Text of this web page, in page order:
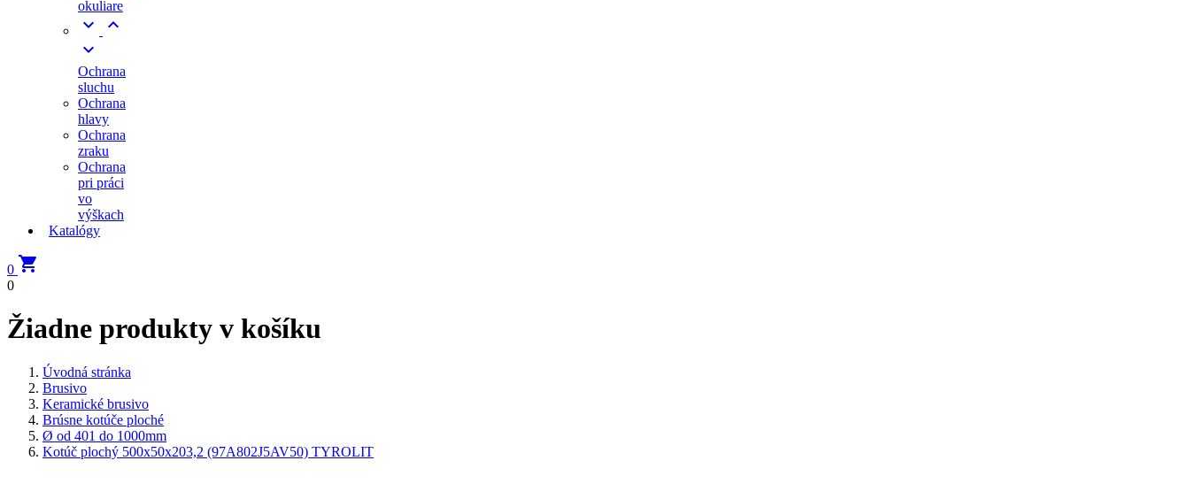
okuliare



Ochrana
sluchu
Ochrana
hlavy
Ochrana
zraku
Ochrana
pri práci
vo
výškach
Katalógy
0 
0
Žiadne produkty v košíku
Úvodná stránka
Brusivo
Keramické brusivo
Brúsne kotúče ploché
Ø od 401 do 1000mm
Kotúč plochý 500x50x203,2 (97A802J5AV50) TYROLIT